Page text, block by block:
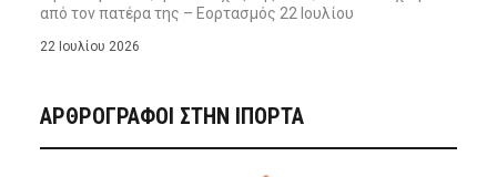
από τον πατέρα της – Εορτασμός 22 Ιουλίου
22 Ιουλίου 2026
ΑΡΘΡΟΓΡΑΦΟΙ ΣΤΗΝ IΠΟΡΤΑ